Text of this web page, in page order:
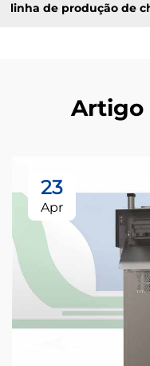
linha de produção de
Artigo
23
Apr